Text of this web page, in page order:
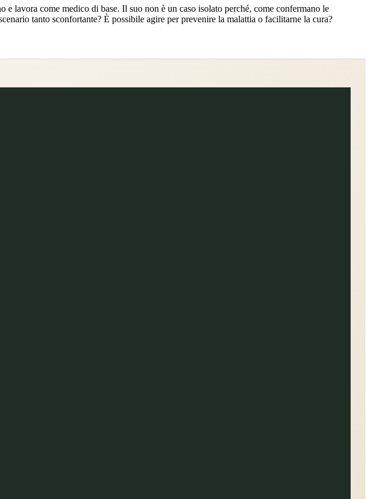
lavora come medico di base. Il suo non è un caso isolato perché, come confermano le
tanto sconfortante? È possibile agire per prevenire la malattia o facilitarne la cura?